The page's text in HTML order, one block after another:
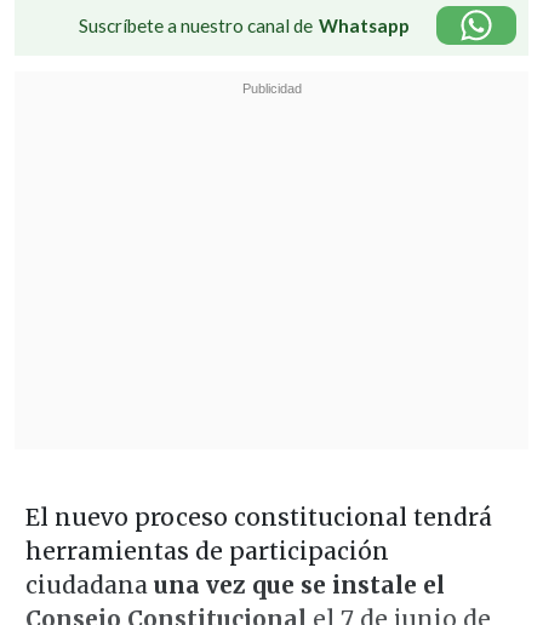
Suscríbete a nuestro canal de Whatsapp
El nuevo proceso constitucional tendrá
herramientas de participación
ciudadanauna vez que se instale el
Consejo Constitucional el 7 de junio de